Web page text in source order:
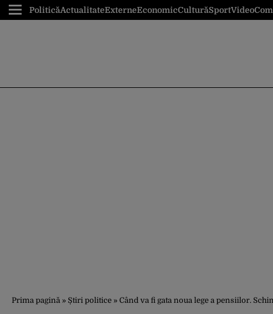
PoliticăActualitateExterneEconomicCulturăSportVideo
Prima pagină » Știri politice » Când va fi gata noua lege a pensiilor.